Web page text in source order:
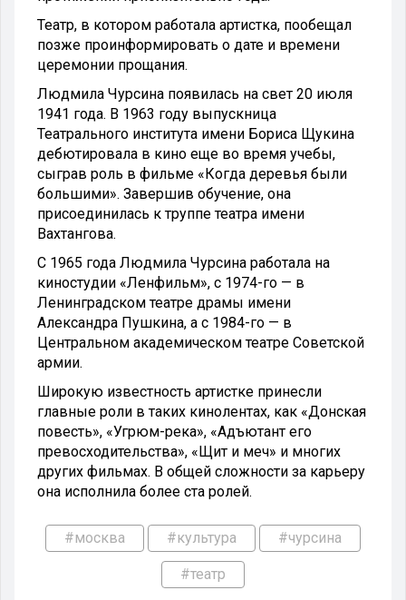
Театр, в котором работала артистка, пообещал
позже проинформировать о дате и времени
церемонии прощания.
Людмила Чурсина появилась на свет 20 июля
1941 года. В 1963 году выпускница
Театрального института имени Бориса Щукина
дебютировала в кино еще во время учебы,
сыграв роль в фильме «Когда деревья были
большими». Завершив обучение, она
присоединилась к труппе театра имени
Вахтангова.
С 1965 года Людмила Чурсина работала на
киностудии «Ленфильм», с 1974-го — в
Ленинградском театре драмы имени
Александра Пушкина, а с 1984-го — в
Центральном академическом театре Советской
армии.
Широкую известность артистке принесли
главные роли в таких кинолентах, как «Донская
повесть», «Угрюм-река», «Адъютант его
превосходительства», «Щит и меч» и многих
других фильмах. В общей сложности за карьеру
она исполнила более ста ролей.
#москва #культура #чурсина
#театр